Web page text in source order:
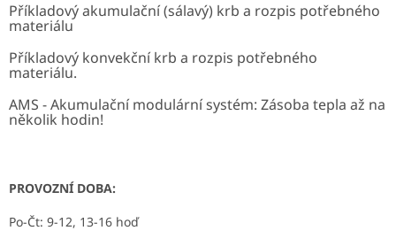
Příkladový akumulační (sálavý) krb a rozpis potřebného
materiálu
Příkladový konvekční krb a rozpis potřebného
materiálu.
AMS - Akumulační modulární systém: Zásoba tepla až na
několik hodin!
PROVOZNÍ DOBA:
Po-Čt: 9-12, 13-16 hoď